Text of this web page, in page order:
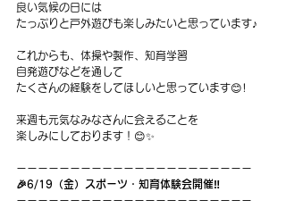
良い気候の日には
たっぷりと戸外遊びも楽しみたいと思っています♪
これからも、体操や製作、知育学習
自発遊びなどを通して
たくさんの経験をしてほしいと思っています😊!
来週も元気なみなさんに会えることを
楽しみにしております！😊✨
ーーーーーーーーーーーーーーーーーーーーーー
🎉6/19（金）スポーツ・知育体験会開催‼️
ーーーーーーーーーーーーーーーーーーーーーー